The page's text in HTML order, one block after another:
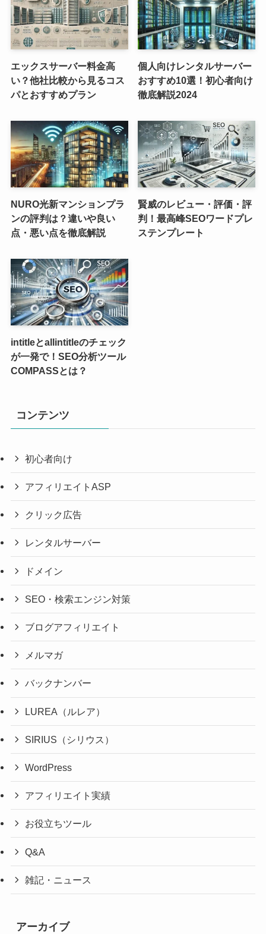
エックスサーバー料金高
い？他社比較から見るコス
パとおすすめプラン
個人向けレンタルサーバー
おすすめ10選！初心者向け
徹底解説2024
NURO光新マンションプラ
ンの評判は？違いや良い
点・悪い点を徹底解説
賢威のレビュー・評価・評
判！最高峰SEOワードプレ
ステンプレート
intitleとallintitleのチェック
が一発で！SEO分析ツール
COMPASSとは？
コンテンツ
初心者向け
アフィリエイトASP
クリック広告
レンタルサーバー
ドメイン
SEO・検索エンジン対策
ブログアフィリエイト
メルマガ
バックナンバー
LUREA（ルレア）
SIRIUS（シリウス）
WordPress
アフィリエイト実績
お役立ちツール
Q&A
雑記・ニュース
アーカイブ